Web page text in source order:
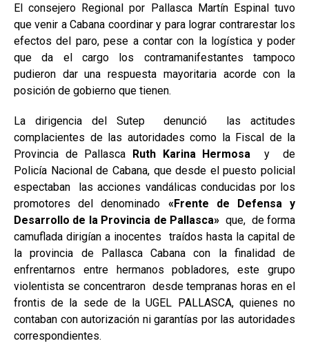
El consejero Regional por Pallasca Martín Espinal tuvo
que venir a Cabana coordinar y para lograr contrarestar los
efectos del paro, pese a contar con la logística y poder
que da el cargo los contramanifestantes tampoco
pudieron dar una respuesta mayoritaria acorde con la
posición de gobierno que tienen.
La dirigencia del Sutep denunció las actitudes
complacientes de las autoridades como la Fiscal de la
Provincia de Pallasca Ruth Karina Hermosa y de
Policía Nacional de Cabana, que desde el puesto policial
espectaban las acciones vandálicas conducidas por los
promotores del denominado «Frente de Defensa y
Desarrollo de la Provincia de Pallasca» que, de forma
camuflada dirigían a inocentes traídos hasta la capital de
la provincia de Pallasca Cabana con la finalidad de
enfrentarnos entre hermanos pobladores, este grupo
violentista se concentraron desde tempranas horas en el
frontis de la sede de la UGEL PALLASCA, quienes no
contaban con autorización ni garantías por las autoridades
correspondientes.